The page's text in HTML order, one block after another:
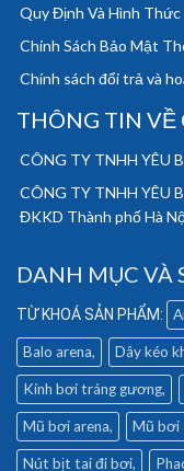
Quy Định Và Hình Thức
Chính Sách Bảo Mật
Chính sách đổi trả và
THÔNG TIN VỀ
CÔNG TY TNHH YÊU
CÔNG TY TNHH YÊU
ĐKKD Thành phố Hà
DANH MỤC VÀ
Balo arena Dây kéo
Kính bơi tráng gương
Mũ bơi arena Mũ bơi
Nút bịt tai đi bơi